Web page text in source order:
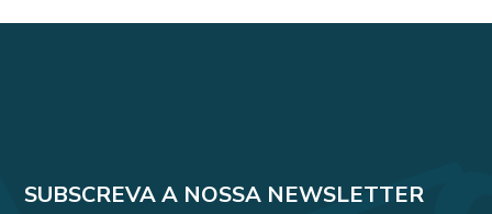
SUBSCREVA A NOSSA NEWSLETTER